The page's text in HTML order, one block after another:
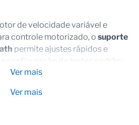
de velocidade variável e
controle motorizado, o suporte
permite ajustes rápidos e
configuração de testes padrão
é ideal para medir
problemas de canalização
Ver mais
Ver mais